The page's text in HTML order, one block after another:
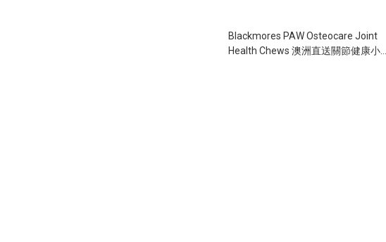
Blackmores PAW Osteocare Joint
Health Chews 澳洲直送關節健康小食